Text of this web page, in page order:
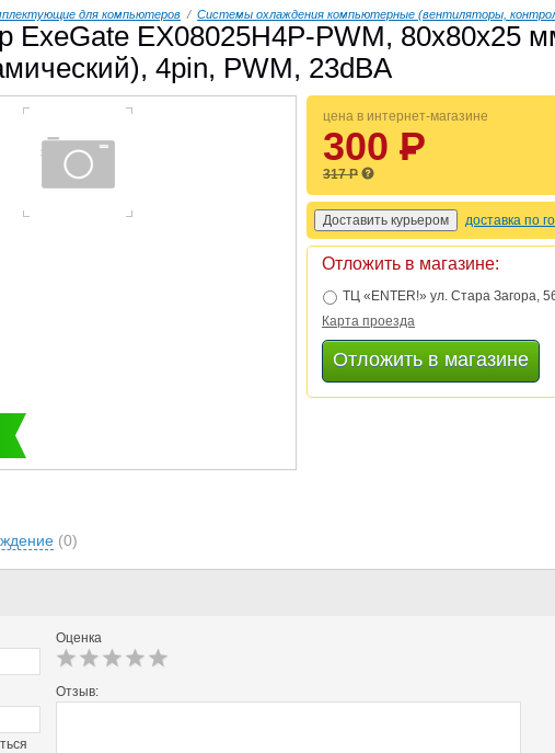
для компьютеров / Cистемы охлаждения компьютерные (вентиляторы,
ExeGate EX08025H4P-PWM, 80x80x25
4pin, PWM, 23dBA
цена в интернет-магазине
300 PУБ.
317 Р
доставка по
Отложить в магазине:
ТЦ «ENTER!» ул. Стара Загора,
Карта проезда
(0)
Оценка
Отзыв: